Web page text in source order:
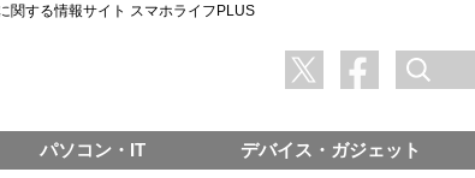
関する情報サイト スマホライフPLUS
パソコン・IT デバイス・ガジェット